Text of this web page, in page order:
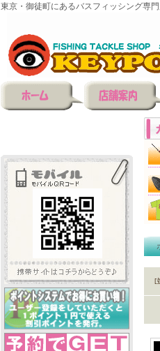
東京・御徒町にあるバスフィッシング専
[